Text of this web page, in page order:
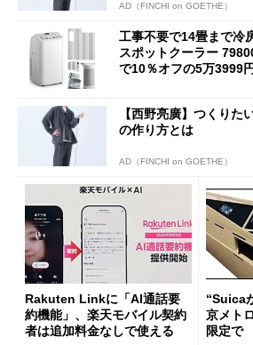
AD（FINCHI on GOETHE）
工事不要で14畳まで冷
スポットクーラー
で10％オフの5万3999
【西野亮廣】つくりた
の作り方とは
AD（FINCHI on GOETHE）
Rakuten Linkに「AI通話要
約機能」、楽天モバイル契約
者は追加料金なしで使える
“Suica
京メト
限定で